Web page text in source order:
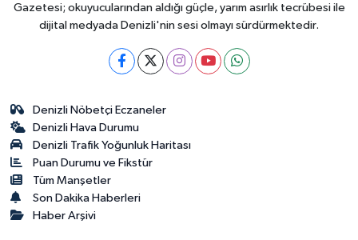
Gazetesi; okuyucularından aldığı güçle, yarım asırlık tecrübesi ile
dijital medyada Denizli'nin sesi olmayı sürdürmektedir.
Denizli Nöbetçi Eczaneler
Denizli Hava Durumu
Denizli Trafik Yoğunluk Haritası
Puan Durumu ve Fikstür
Tüm Manşetler
Son Dakika Haberleri
Haber Arşivi